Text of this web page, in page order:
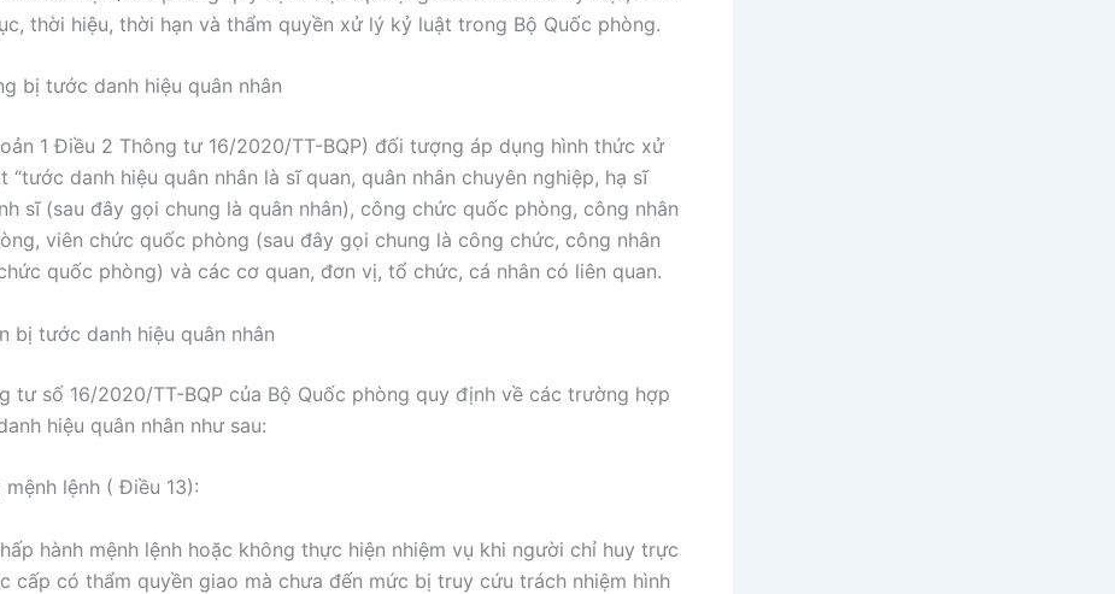
thời hiệu, thời hạn và thẩm quyền xử lý kỷ luật trong Bộ Quốc phòng.
bị tước danh hiệu quân nhân
1 Điều 2 Thông tư 16/2020/TT-BQP) đối tượng áp dụng hình thức xử
“tước danh hiệu quân nhân là sĩ quan, quân nhân chuyên nghiệp, hạ sĩ
sĩ (sau đây gọi chung là quân nhân), công chức quốc phòng, công nhân
viên chức quốc phòng (sau đây gọi chung là công chức, công nhân
quốc phòng) và các cơ quan, đơn vị, tổ chức, cá nhân có liên quan.
bị tước danh hiệu quân nhân
tư số 16/2020/TT-BQP của Bộ Quốc phòng quy định về các trường hợp
hiệu quân nhân như sau:
mệnh lệnh ( Điều 13):
hành mệnh lệnh hoặc không thực hiện nhiệm vụ khi người chỉ huy trực
cấp có thẩm quyền giao mà chưa đến mức bị truy cứu trách nhiệm hình